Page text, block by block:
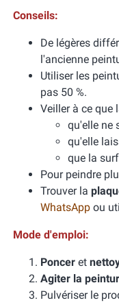
Conseils:
De légères
l'ancienne
Utiliser les
pas 50 %.
Veiller à ce que
qu'elle ne
qu'elle
que la
Pour peindre
Trouver la
WhatsApp ou
Mode d'emploi:
Poncer et
Agiter la
Pulvériser le